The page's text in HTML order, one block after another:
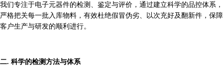
我们专注于电子元器件的检测、鉴定与评价，通过建立科学的品控体系，
严格把关每一批入库物料，有效杜绝假冒伪劣、以次充好及翻新件，保障
客户生产与研发的顺利进行。
二. 科学的检测方法与体系